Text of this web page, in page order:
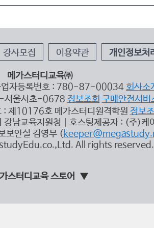
강사모집 이용약관 개인정보처
메가스터디교육㈜
업자등록번호 : 780-87-00034회사소
서울서초-0678 정보조회 구매안전서비
: 제10176호 메가스터디원격학원 정보
강남교육지원청 | 호스팅제공자 : (주)케
보안실 김영무 (
All rights reserved.
스터디교육 스토어